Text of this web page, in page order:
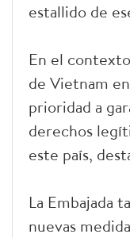
estallido de
En el
de Vietnam
prioridad a
derechos
este país,
La Embajada
nuevas